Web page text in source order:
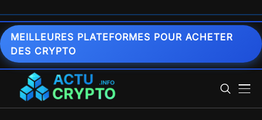
MEILLEURES PLATEFORMES POUR ACHETER
DES CRYPTO